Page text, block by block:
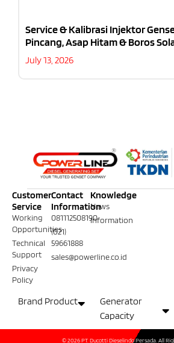
Service & Kalibrasi Injektor
Pincang, Asap Hitam & Boros
July 13, 2026
Customer
Service
Working
Opportunities
Technical
Support
Privacy
Policy
Contact
Information
081112508190
(021)
59661888
sales@powerline.co.id
Knowledge
News
Information
Brand Product
Generator
Capacity
© 2026 PT. Ducotti Dieselindo Persada. All